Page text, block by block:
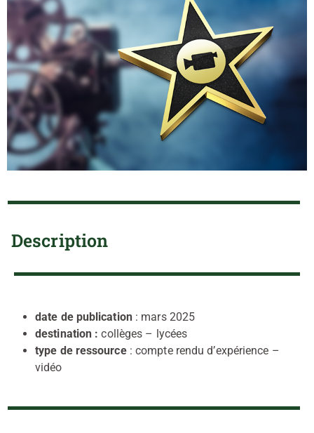
Description
date de publication: mars 2025
destination :collèges – lycées
type de ressource: compte rendu d’expérience –
vidéo